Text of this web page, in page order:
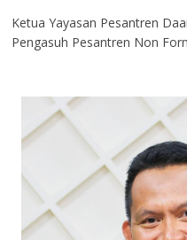
Ketua Yayasan Pesantren
Pengasuh Pesantren Non